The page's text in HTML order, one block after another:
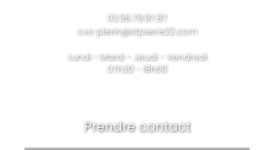
02.96.79.97.87
cvs-plerin@stpierre22.com
Lundi - Mardi - Jeudi - Vendredi
07h30 - 18h00
Prendre contact